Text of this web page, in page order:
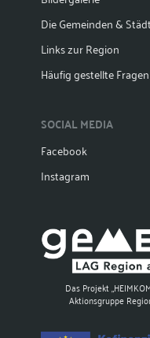
Die Gemeinden &
Links zur Region
Häufig gestellte Fragen
SOCIAL MEDIA
Facebook
Instagram
Das Projekt
Aktionsgruppe